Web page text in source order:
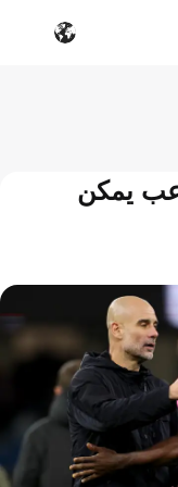
يمكن